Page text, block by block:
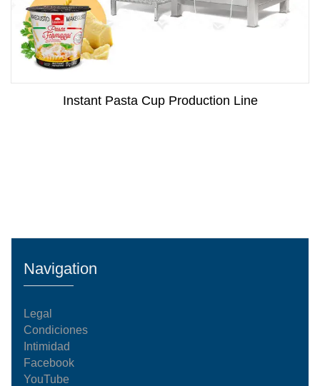
Instant Pasta Cup Production Line
Navigation
Legal
Condiciones
Intimidad
Facebook
YouTube